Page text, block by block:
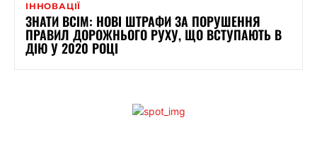
ІННОВАЦІЇ
ЗНАТИ ВСІМ: НОВІ ШТРАФИ ЗА ПОРУШЕННЯ
ПРАВИЛ ДОРОЖНЬОГО РУХУ, ЩО ВСТУПАЮТЬ В
ДІЮ У 2020 РОЦІ